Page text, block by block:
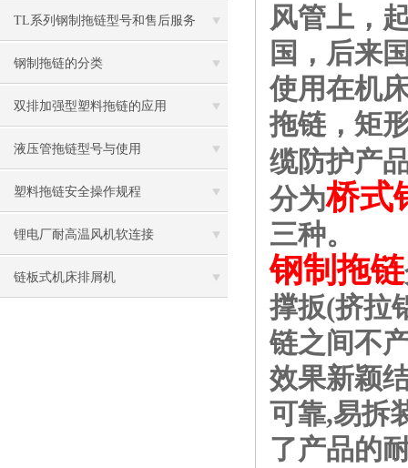
TL系列钢制拖链型号和售后服务
钢制拖链的分类
双排加强型塑料拖链的应用
液压管拖链型号与使用
塑料拖链安全操作规程
锂电厂耐高温风机软连接
链板式机床排屑机
风管上，
国，后来
使用在机
拖链，矩
缆防护
分为桥式
三种。
钢制拖链
撑扳(挤拉
链之间不
效果新颖
可靠,易拆
了产品的